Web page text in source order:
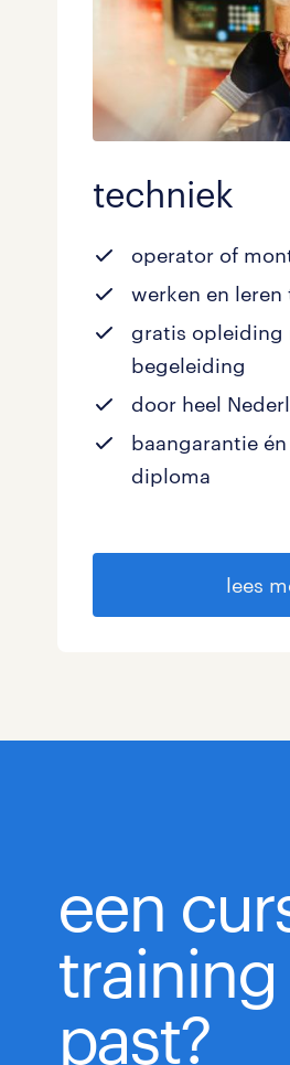
techniek
operator of
werken en
gratis opleiding
begeleiding
door heel
baangarantie
diploma
lees
een
past?